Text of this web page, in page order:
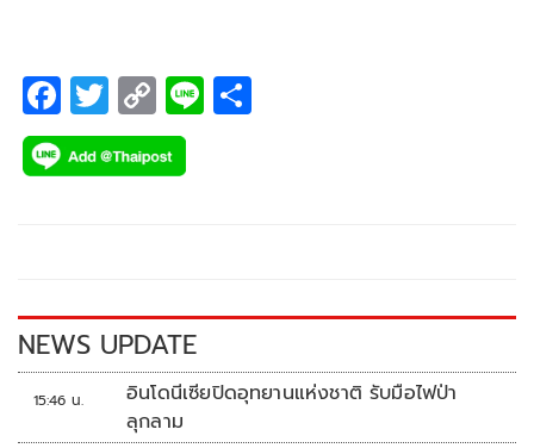
F
ac
e
k
T
wi
tt
C
o
p
k
Li
NEWS UPDATE
15:46 น.
อินโดนีเซียปิดอุทยานแห่งชาติ รับมือไฟป่า
ลุกลาม